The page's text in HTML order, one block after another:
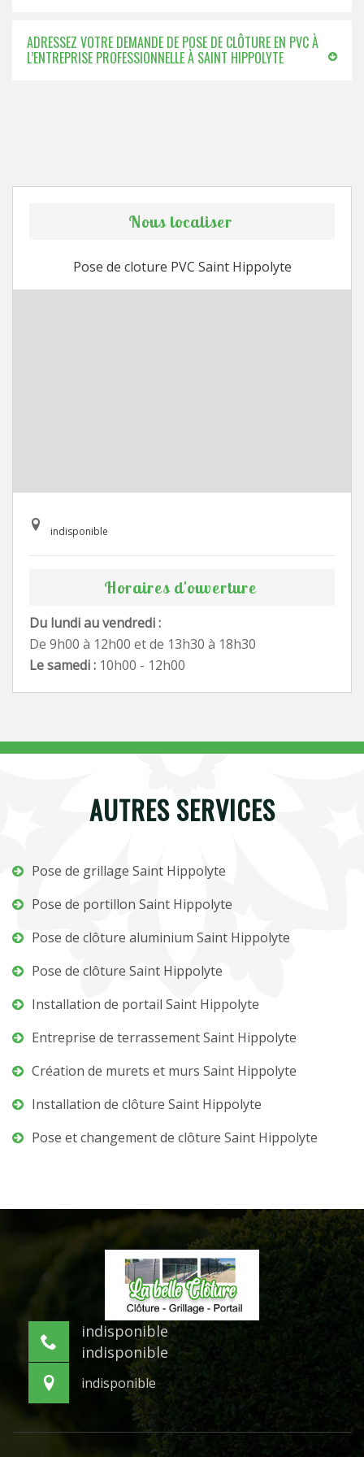
ADRESSEZ VOTRE DEMANDE DE POSE DE CLÔTURE EN PVC À
L’ENTREPRISE PROFESSIONNELLE À SAINT HIPPOLYTE
Nous localiser
Pose de cloture PVC Saint Hippolyte
indisponible
Horaires d'ouverture
Du lundi au vendredi :
De 9h00 à 12h00 et de 13h30 à 18h30
Le samedi : 10h00 - 12h00
AUTRES SERVICES
Pose de grillage Saint Hippolyte
Pose de portillon Saint Hippolyte
Pose de clôture aluminium Saint Hippolyte
Pose de clôture Saint Hippolyte
Installation de portail Saint Hippolyte
Entreprise de terrassement Saint Hippolyte
Création de murets et murs Saint Hippolyte
Installation de clôture Saint Hippolyte
Pose et changement de clôture Saint Hippolyte
indisponible
indisponible
indisponible